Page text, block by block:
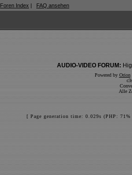
Foren Index | FAQ ansehen
AUDIO-VIDEO FORUM:
Powered by Orion
Alle
[ Page generation time: 0.029s (PHP: